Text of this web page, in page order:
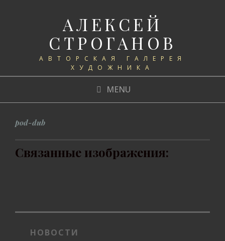
АЛЕКСЕЙ
СТРОГАНОВ
АВТОРСКАЯ ГАЛЕРЕЯ
ХУДОЖНИКА
MENU
pod-dub
Связанные изображения:
НОВОСТИ